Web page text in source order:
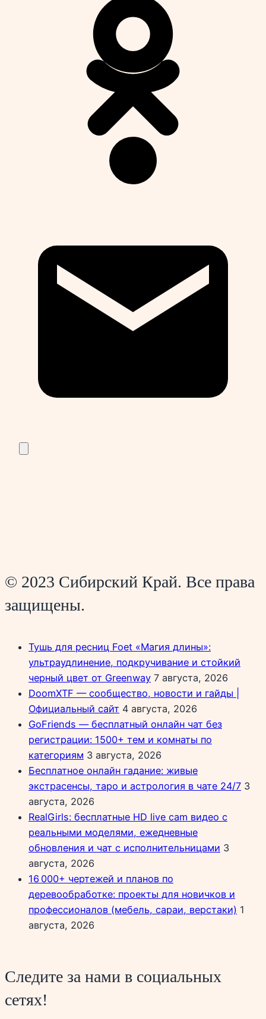
© 2023 Сибирский Край. Все права
защищены.
Тушь для ресниц Foet «Магия длины»:
ультраудлинение, подкручивание и стойкий
черный цвет от Greenway 7 августа, 2026
DoomXTF — сообщество, новости и гайды |
Официальный сайт 4 августа, 2026
GoFriends — бесплатный онлайн чат без
регистрации: 1500+ тем и комнаты по
категориям 3 августа, 2026
Бесплатное онлайн гадание: живые
экстрасенсы, таро и астрология в чате 24/7 3
августа, 2026
RealGirls: бесплатные HD live cam видео с
реальными моделями, ежедневные
обновления и чат с исполнительницами 3
августа, 2026
16 000+ чертежей и планов по
деревообработке: проекты для новичков и
профессионалов (мебель, сараи, верстаки) 1
августа, 2026
Следите за нами в социальных
сетях!